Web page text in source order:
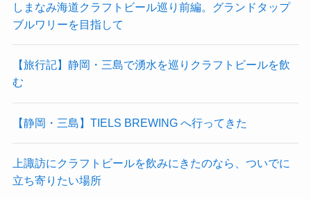
しまなみ海道クラフトビール巡り前編。グランドタップ
ブルワリーを目指して
【旅行記】静岡・三島で湧水を巡りクラフトビールを飲
む
【静岡・三島】TIELS BREWING へ行ってきた
上諏訪にクラフトビールを飲みにきたのなら、ついでに
立ち寄りたい場所